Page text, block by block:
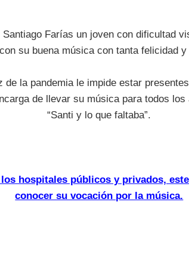
Farías un joven con dificultad
su buena música con tanta felicidad
de la pandemia le impide estar
de llevar su música para todos
“Santi y lo que faltaba”.
hospitales públicos y privados,
conocer su vocación por la música.